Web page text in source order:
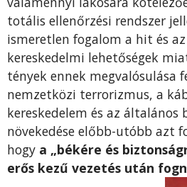
totális ellenőrzési rendszer
ismeretlen fogalom a hit és
kereskedelmi lehetőségek
tények ennek megvalósulása
nemzetközi terrorizmus, a
kereskedelem és az általános
növekedése előbb-utóbb azt
hogy a „békére és
erős kezű vezetés után